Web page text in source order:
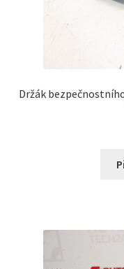
Reklamační formulář
Držák